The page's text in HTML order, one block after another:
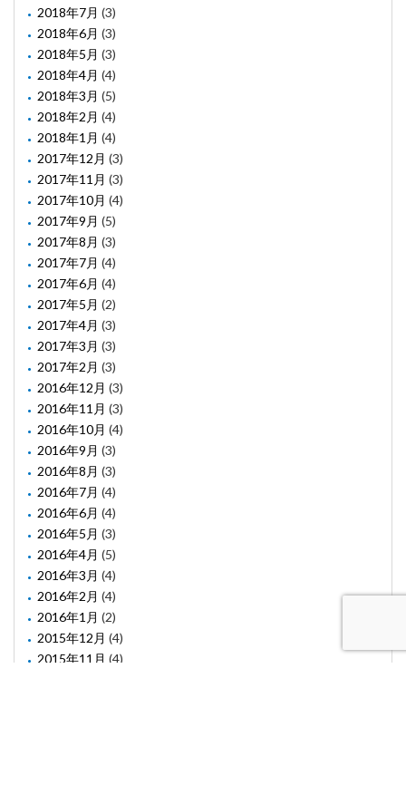
2018年7月 (3)
2018年6月 (3)
2018年5月 (3)
2018年4月 (4)
2018年3月 (5)
2018年2月 (4)
2018年1月 (4)
2017年12月 (3)
2017年11月 (3)
2017年10月 (4)
2017年9月 (5)
2017年8月 (3)
2017年7月 (4)
2017年6月 (4)
2017年5月 (2)
2017年4月 (3)
2017年3月 (3)
2017年2月 (3)
2016年12月 (3)
2016年11月 (3)
2016年10月 (4)
2016年9月 (3)
2016年8月 (3)
2016年7月 (4)
2016年6月 (4)
2016年5月 (3)
2016年4月 (5)
2016年3月 (4)
2016年2月 (4)
2016年1月 (2)
2015年12月 (4)
2015年11月 (4)